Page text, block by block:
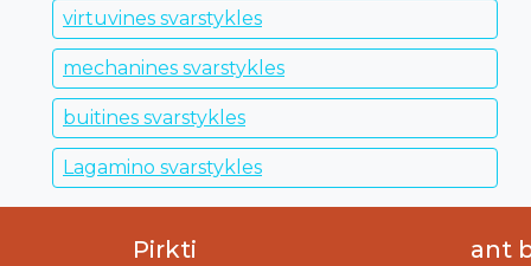
virtuvines svarstykles
mechanines svarstykles
buitines svarstykles
Lagamino svarstykles
Pirkti ant